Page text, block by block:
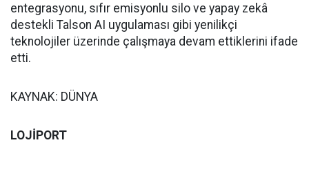
entegrasyonu, sıfır emisyonlu silo ve yapay zekâ
destekli Talson AI uygulaması gibi yenilikçi
teknolojiler üzerinde çalışmaya devam ettiklerini ifade
etti.
KAYNAK: DÜNYA
LOJİPORT